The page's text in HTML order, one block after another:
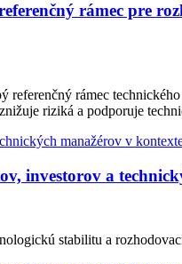
rámec pre
rámec
riziká a podporuje
investorov a
stabilitu a